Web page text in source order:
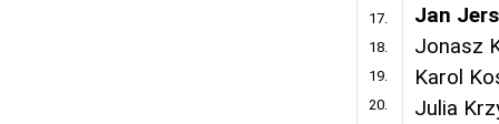
17.
18.
19.
20.
Jan
Jonasz
Karol
Julia